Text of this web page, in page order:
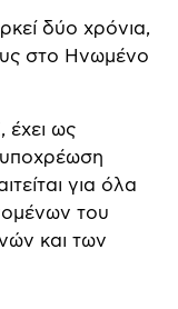
δύο χρόνια,
στο Ηνωμένο
έχει ως
για όλα
του
και των